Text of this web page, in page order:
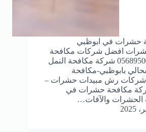
حشرات في ابوظبي
حشرات افضل شركات مكافحة
حشرات ابوظبي 0568950034 شركة مكافحة النمل
بابوظبي-مكافحة
شركات رش مبيدات حشرات –
مكافحة حشرات في
الحشرات والآفات…